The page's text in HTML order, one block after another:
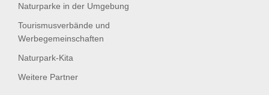
Naturparke in der Umgebung
Tourismusverbände und
Werbegemeinschaften
Naturpark-Kita
Weitere Partner